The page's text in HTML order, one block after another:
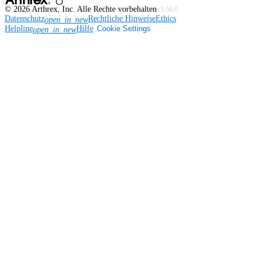
© 2026 Arthrex, Inc. Alle Rechte vorbehaltenv3.56.0
Datenschutzopen_in_newRechtliche HinweiseEthics
Helplineopen_in_newHilfe Cookie Settings